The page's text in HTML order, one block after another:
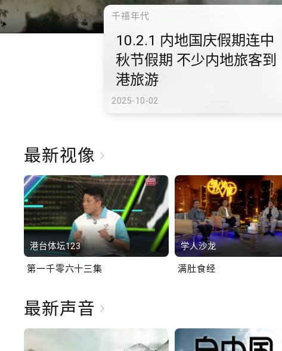
千禧年代
10.2.1 内地国庆假期连中
秋节假期 不少内地旅客到
港旅游
2025-10-02
最新视像
港台体坛123
第一千零六十三集
学人沙龙
满肚食经
最新声音